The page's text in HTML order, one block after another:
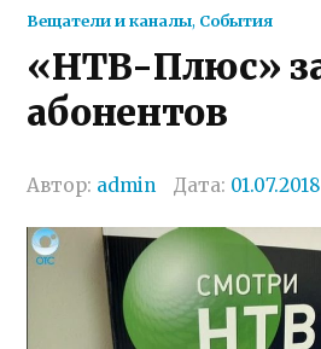
Вещатели и каналы, События
«НТВ-Плюс»
абонентов
Автор: admin Дата: 01.07.2018